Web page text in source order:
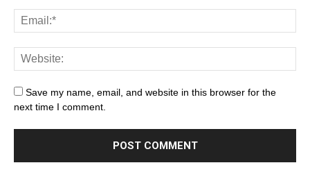
Save my name, email, and website in this browser for the
next time I comment.